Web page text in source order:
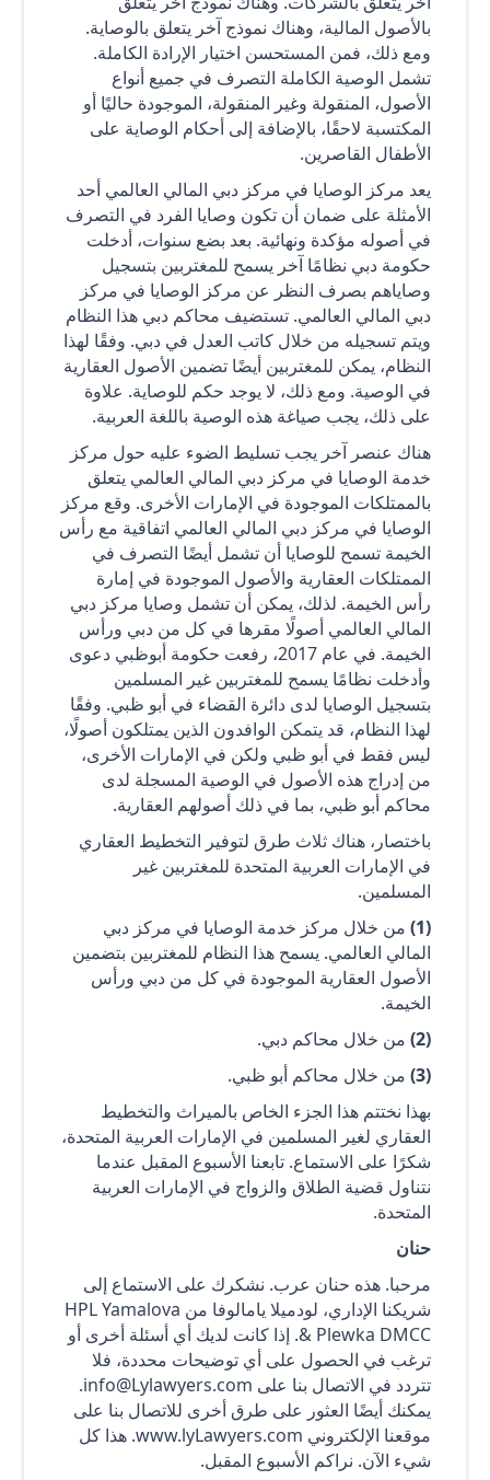
بالأصول المالية، وهناك نموذج آخر يتعلق بالوصاية.
ومع ذلك، فمن المستحسن اختيار الإرادة الكاملة.
تشمل الوصية الكاملة التصرف في جميع أنواع
الأصول، المنقولة وغير المنقولة، الموجودة حاليًا أو
المكتسبة لاحقًا، بالإضافة إلى أحكام الوصاية على
الأطفال القاصرين.
يعد مركز الوصايا في مركز دبي المالي العالمي أحد
الأمثلة على ضمان أن تكون وصايا الفرد في التصرف
في أصوله مؤكدة ونهائية. بعد بضع سنوات، أدخلت
حكومة دبي نظامًا آخر يسمح للمغتربين بتسجيل
وصاياهم بصرف النظر عن مركز الوصايا في مركز
دبي المالي العالمي. تستضيف محاكم دبي هذا النظام
ويتم تسجيله من خلال كاتب العدل في دبي. وفقًا لهذا
النظام، يمكن للمغتربين أيضًا تضمين الأصول العقارية
في الوصية. ومع ذلك، لا يوجد حكم للوصاية. علاوة
على ذلك، يجب صياغة هذه الوصية باللغة العربية.
هناك عنصر آخر يجب تسليط الضوء عليه حول مركز
خدمة الوصايا في مركز دبي المالي العالمي يتعلق
بالممتلكات الموجودة في الإمارات الأخرى. وقع مركز
الوصايا في مركز دبي المالي العالمي اتفاقية مع رأس
الخيمة تسمح للوصايا أن تشمل أيضًا التصرف في
الممتلكات العقارية والأصول الموجودة في إمارة
رأس الخيمة. لذلك، يمكن أن تشمل وصايا مركز دبي
المالي العالمي أصولًا مقرها في كل من دبي ورأس
الخيمة. في عام 2017، رفعت حكومة أبوظبي دعوى
وأدخلت نظامًا يسمح للمغتربين غير المسلمين
بتسجيل الوصايا لدى دائرة القضاء في أبو ظبي. وفقًا
لهذا النظام، قد يتمكن الوافدون الذين يمتلكون أصولًا،
ليس فقط في أبو ظبي ولكن في الإمارات الأخرى،
من إدراج هذه الأصول في الوصية المسجلة لدى
محاكم أبو ظبي، بما في ذلك أصولهم العقارية.
باختصار، هناك ثلاث طرق لتوفير التخطيط العقاري
في الإمارات العربية المتحدة للمغتربين غير
المسلمين.
(1)
من خلال مركز خدمة الوصايا في مركز دبي
المالي العالمي. يسمح هذا النظام للمغتربين بتضمين
الأصول العقارية الموجودة في كل من دبي ورأس
الخيمة.
(2)
من خلال محاكم دبي.
(3)
من خلال محاكم أبو ظبي.
بهذا نختتم هذا الجزء الخاص بالميراث والتخطيط
العقاري لغير المسلمين في الإمارات العربية المتحدة،
شكرًا على الاستماع. تابعنا الأسبوع المقبل عندما
نتناول قضية الطلاق والزواج في الإمارات العربية
المتحدة.
حنان
مرحبا. هذه حنان عرب. نشكرك على الاستماع إلى
شريكنا الإداري، لودميلا يامالوفا من HPL Yamalova
& Plewka DMCC. إذا كانت لديك أي أسئلة أخرى أو
ترغب في الحصول على أي توضيحات محددة، فلا
تتردد في الاتصال بنا على info@Lylawyers.com.
يمكنك أيضًا العثور على طرق أخرى للاتصال بنا على
موقعنا الإلكتروني www.lyLawyers.com. هذا كل
شيء الآن. نراكم الأسبوع المقبل.